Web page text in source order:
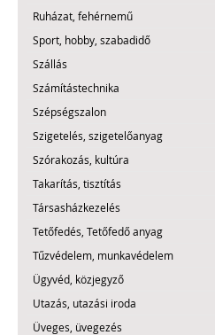
Ruházat, fehérnemű
Sport, hobby, szabadidő
Szállás
Számítástechnika
Szépségszalon
Szigetelés, szigetelőanyag
Szórakozás, kultúra
Takarítás, tisztítás
Társasházkezelés
Tetőfedés, Tetőfedő anyag
Tűzvédelem, munkavédelem
Ügyvéd, közjegyző
Utazás, utazási iroda
Üveges, üvegezés